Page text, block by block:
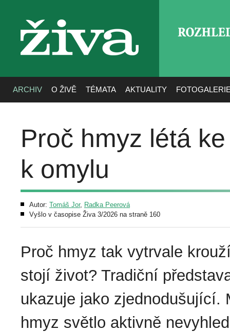
živa
ARCHIV O ŽIVĚ TÉMATA AKTUALITY
Proč hmyz létá
k omylu
Autor: Tomáš Jor, Radka Peerová
Vyšlo v časopise Živa 3/2026 na straně 160
Proč hmyz tak vytrvale
stojí život? Tradiční
ukazuje jako zjednodušující.
hmyz světlo aktivně